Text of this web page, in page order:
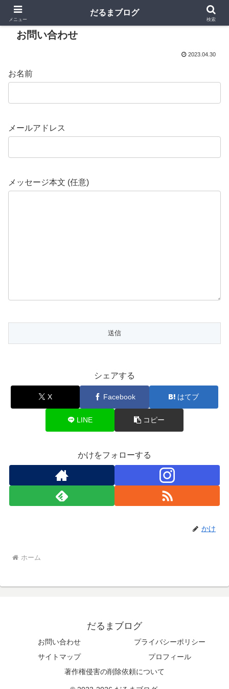
お問い合わせ
2023.04.30
お名前
メールアドレス
メッセージ本文 (任意)
シェアする
X Facebook はてブ
LINE コピー
かけをフォローする
かけ
ホーム
だるまブログ
お問い合わせ
プライバシーポリシー
サイトマップ
プロフィール
著作権侵害の削除依頼について
メニュー
だるまブログ
検索